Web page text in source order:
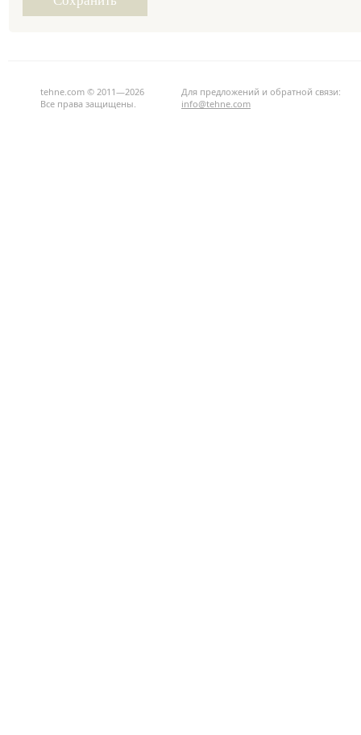
tehne.com © 2011—2026
Все права защищены.
Для предложений и обратной связи:
info@tehne.com